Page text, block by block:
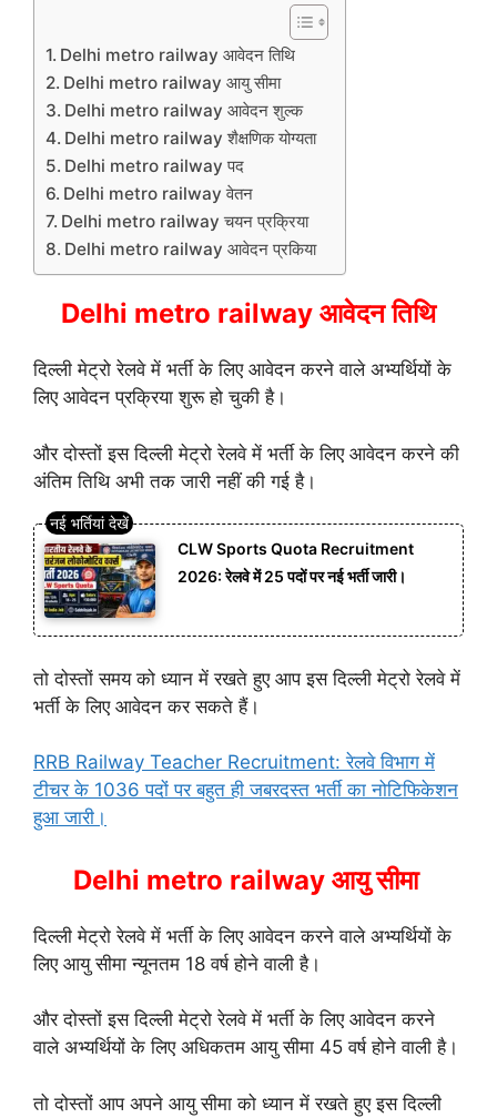
Delhi metro railway आवेदन तिथि
Delhi metro railway आयु सीमा
Delhi metro railway आवेदन शुल्क
Delhi metro railway शैक्षणिक योग्यता
Delhi metro railway पद
Delhi metro railway वेतन
Delhi metro railway चयन प्रक्रिया
Delhi metro railway आवेदन प्रकिया
Delhi metro railway आवेदन तिथि
दिल्ली मेट्रो रेलवे में भर्ती के लिए आवेदन करने वाले अभ्यर्थियों के
लिए आवेदन प्रक्रिया शुरू हो चुकी है।
और दोस्तों इस दिल्ली मेट्रो रेलवे में भर्ती के लिए आवेदन करने की
अंतिम तिथि अभी तक जारी नहीं की गई है।
CLW Sports Quota Recruitment
2026: रेलवे में 25 पदों पर नई भर्ती जारी।
तो दोस्तों समय को ध्यान में रखते हुए आप इस दिल्ली मेट्रो रेलवे में
भर्ती के लिए आवेदन कर सकते हैं।
RRB Railway Teacher Recruitment: रेलवे विभाग में
टीचर के 1036 पदों पर बहुत ही जबरदस्त भर्ती का नोटिफिकेशन
हुआ जारी।
Delhi metro railway आयु सीमा
दिल्ली मेट्रो रेलवे में भर्ती के लिए आवेदन करने वाले अभ्यर्थियों के
लिए आयु सीमा न्यूनतम 18 वर्ष होने वाली है।
और दोस्तों इस दिल्ली मेट्रो रेलवे में भर्ती के लिए आवेदन करने
वाले अभ्यर्थियों के लिए अधिकतम आयु सीमा 45 वर्ष होने वाली है।
तो दोस्तों आप अपने आयु सीमा को ध्यान में रखते हुए इस दिल्ली